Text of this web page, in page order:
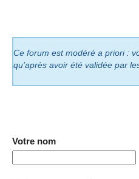
Ce forum est modéré a priori :
qu’après avoir été validée par
Votre nom